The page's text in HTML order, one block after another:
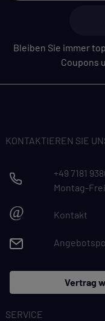
Bleiben Sie immer
Coupons
KONTAKTIEREN SIE
+49 7181
Montag-
@ Kontakt
Vertrag
SERVICE